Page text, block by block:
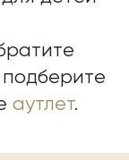
аутлет.